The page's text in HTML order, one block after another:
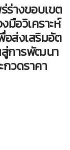
ร่างขอบเขต
มือวิเคราะห์
ส่งเสริมอัต
การพัฒนา
วดราคา